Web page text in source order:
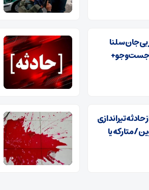
بی‌جان سلنا
جست‌و‌جو+
تیراندازی
/متارکه یا